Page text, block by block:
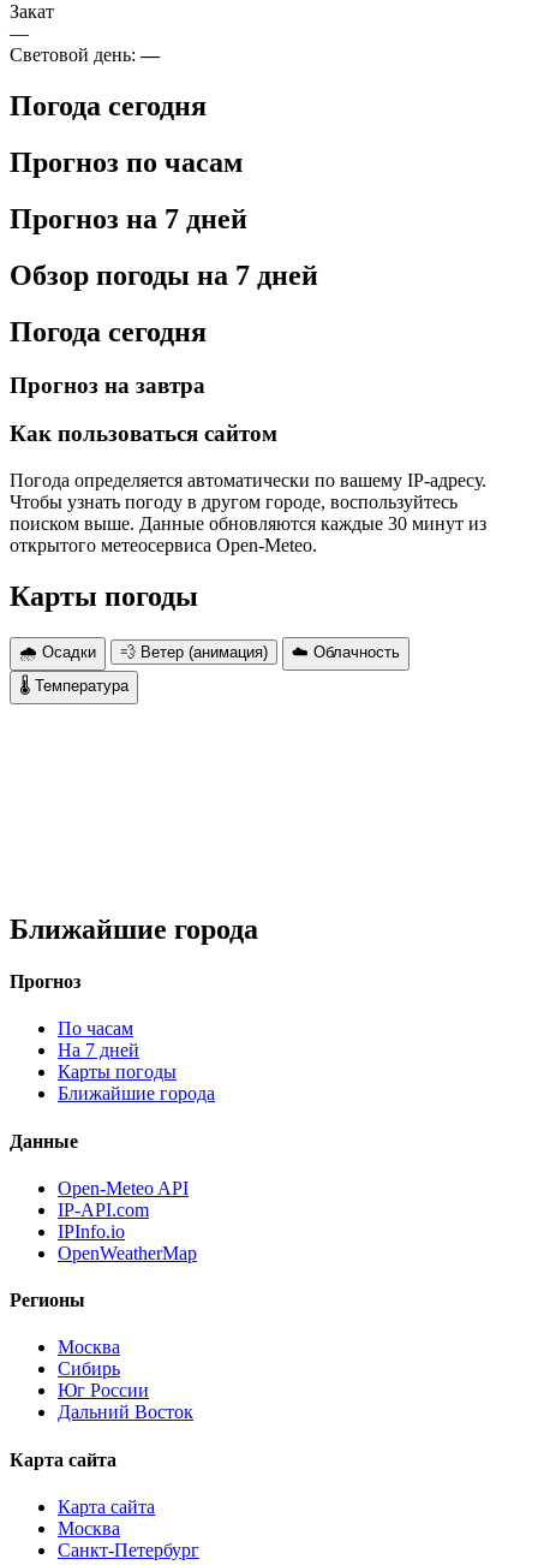
Закат
—
Световой день:—
Погода сегодня
Прогноз по часам
Прогноз на 7 дней
Обзор погоды на 7 дней
Погода сегодня
Прогноз на завтра
Как пользоваться сайтом
Погода определяется автоматически по вашему IP-адресу.
Чтобы узнать погоду в другом городе, воспользуйтесь
поиском выше. Данные обновляются каждые 30 минут из
открытого метеосервиса Open-Meteo.
Карты погоды
🌧 Осадки 💨 Ветер (анимация)
☁️ Облачность
🌡 Температура
Ближайшие города
Прогноз
По часам
На 7 дней
Карты погоды
Ближайшие города
Данные
Open-Meteo API
IP-API.com
IPInfo.io
OpenWeatherMap
Регионы
Москва
Сибирь
Юг России
Дальний Восток
Карта сайта
Карта сайта
Москва
Санкт-Петербург